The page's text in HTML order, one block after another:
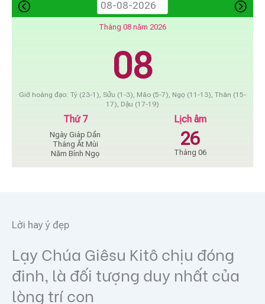
Tháng 08 năm 2026
08
Giờ hoàng đạo: Tý (23-1), Sửu (1-3), Mão (5-7), Ngọ (11-13), Thân (15-
17), Dậu (17-19)
Thứ 7
Ngày Giáp Dần
Tháng Ất Mùi
Năm Bính Ngọ
Lịch âm
26
Tháng 06
Lời hay ý đẹp
Lạy Chúa Giêsu Kitô chịu đóng
đinh, là đối tượng duy nhất của
lòng trí con